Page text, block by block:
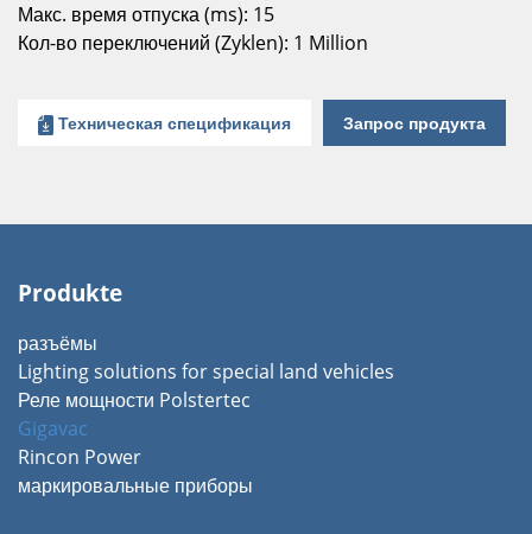
Макс. время отпуска (ms): 15
Кол-во переключений (Zyklen): 1 Million
Техническая спецификация Запрос продукта
Produkte
разъёмы
Lighting solutions for special land vehicles
Реле мощности Polstertec
Gigavac
Rincon Power
маркировальные приборы